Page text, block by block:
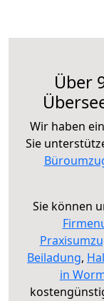
Über
Wir haben
Sie
Sie können
Beiladung,
in